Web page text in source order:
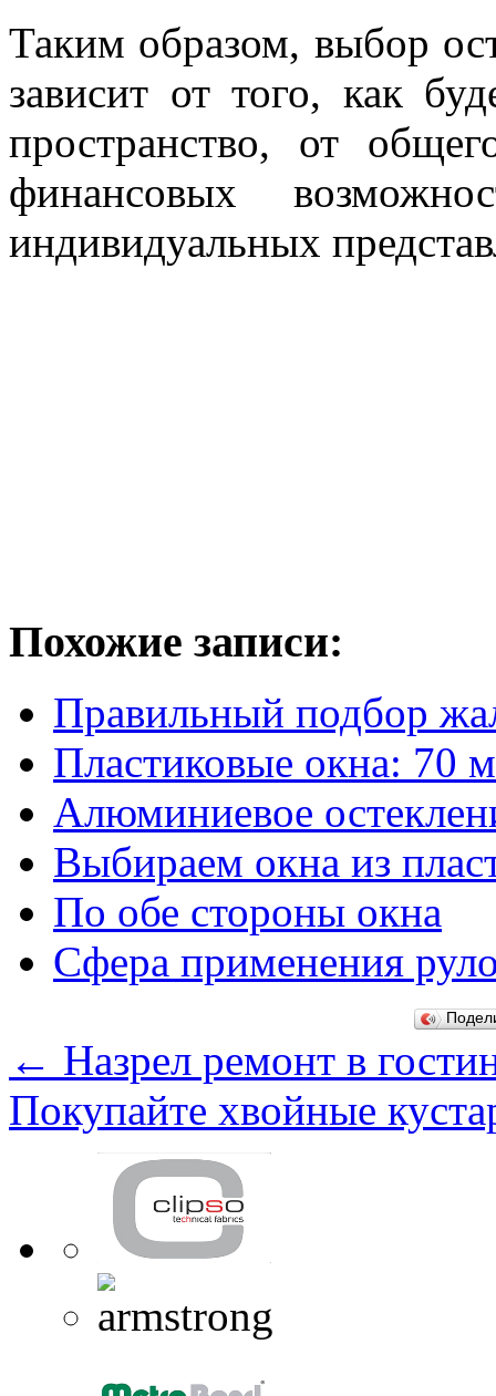
Таким образом, выбор
зависит от того, как
пространство, от
финансовых
индивидуальных
Похожие записи:
Правильный подбор
Пластиковые окна: 70
Алюминиевое
Выбираем окна из
По обе стороны окна
Сфера применения
← Назрел ремонт в
Покупайте хвойные